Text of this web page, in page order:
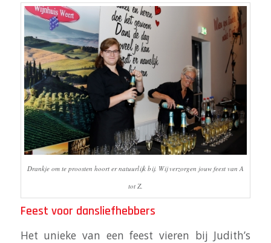
Drankje om te proosten hoort er natuurlijk bij. Wij verzorgen jouw feest van A
tot Z.
Feest voor dansliefhebbers
Het unieke van een feest vieren bij Judith’s